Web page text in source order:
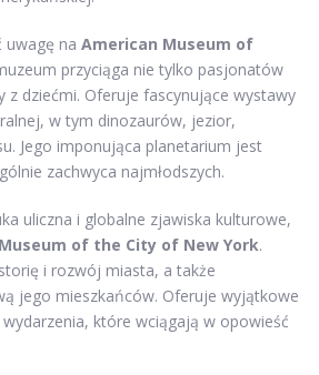
uwagę na American Museum of
przyciąga nie tylko pasjonatów
z dziećmi. Oferuje fascynujące wystawy
w tym dinozaurów, jezior,
Jego imponująca planetarium jest
zachwyca najmłodszych.
uliczna i globalne zjawiska kulturowe,
Museum of the City of New York.
i rozwój miasta, a także
jego mieszkańców. Oferuje wyjątkowe
które wciągają w opowieść